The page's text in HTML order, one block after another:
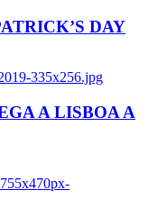
DAY
335x256.jpg
A LISBOA A